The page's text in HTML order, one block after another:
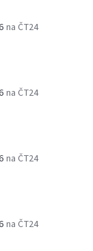
na ČT24
na ČT24
na ČT24
na ČT24